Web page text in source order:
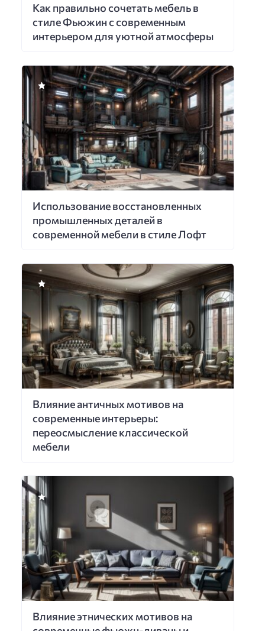
Как правильно сочетать мебель в
стиле Фьюжин с современным
интерьером для уютной атмосферы
Использование восстановленных
промышленных деталей в
современной мебели в стиле Лофт
Влияние античных мотивов на
современные интерьеры:
переосмысление классической
мебели
Влияние этнических мотивов на